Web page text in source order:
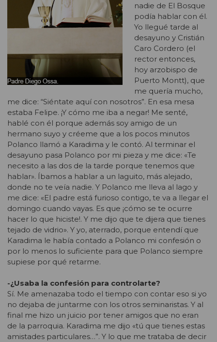
nadie de El Bosque
podía hablar con él.
Yo llegué tarde al
desayuno y Cristián
Caro Cordero (el
rector entonces,
hoy arzobispo de
Puerto Montt), que
me quería mucho,
me dice: “Siéntate aquí con nosotros”. En esa mesa
estaba Felipe. ¡Y cómo me iba a negar! Me senté,
hablé con él porque además soy amigo de un
hermano suyo y créeme que a los pocos minutos
Polanco llamó a Karadima y le contó. Al terminar el
desayuno pasa Polanco por mi pieza y me dice: «Te
necesito a las dos de la tarde porque tenemos que
hablar». Íbamos a hablar a un laguito, más alejado,
donde no te veía nadie. Y Polanco me lleva al lago y
me dice: «El padre está furioso contigo, te va a llegar el
domingo cuando vayas. Es que ¡cómo se te ocurre
hacer lo que hiciste!. Y me dijo que te dijera que tienes
tejado de vidrio». Y yo, aterrado, porque entendí que
Karadima le había contado a Polanco mi confesión o
por lo menos lo suficiente para que Polanco siempre
supiese por qué retarme.
-¿Usaba la confesión para controlarte?
Sí. Me amenazaba todo el tiempo con contar eso si yo
no dejaba de juntarme con los otros seminaristas. Y al
final me hizo un juicio por tener amigos que no eran
de la parroquia. Karadima me dijo «tú que tienes estas
amistades particulares…”. Y lo que me trataba de decir